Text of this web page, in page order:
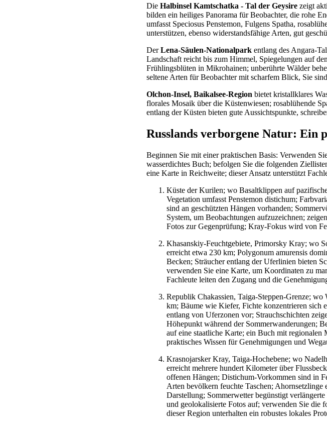
Die Halbinsel Kamtschatka - Tal der Geysire zeigt
bilden ein heiliges Panorama für Beobachter, die rohe
umfasst Speciosus Penstemon, Fulgens Spatha,
unterstützen, ebenso widerstandsfähige Arten, gut
DerLena-Säulen-Nationalpark entlang des Angara-
Landschaft reicht bis zum Himmel, Spiegelungen auf
Frühlingsblüten in Mikrohainen; unberührte Wälder
seltene Arten für Beobachter mit scharfem Blick, Sie
Olchon-Insel, Baikalsee-Region bietet kristallklares
florales Mosaik über die Küstenwiesen; rosablühende
entlang der Küsten bieten gute Aussichtspunkte,
Russlands verborgene Natur: Ein
Beginnen Sie mit einer praktischen Basis: Verwenden
wasserdichtes Buch; befolgen Sie die folgenden
eine Karte in Reichweite; dieser Ansatz unterstützt
Küste der Kurilen; wo Basaltklippen auf
Vegetation umfasst Penstemon distichum;
sind an geschützten Hängen vorhanden;
System, um Beobachtungen aufzuzeichnen;
Fotos zur Gegenprüfung; Kray-Fokus wird von
Khasanskiy-Feuchtgebiete, Primorsky Kray; wo
erreicht etwa 230 km; Polygonum amurensis
Becken; Sträucher entlang der Uferlinien bieten
verwenden Sie eine Karte, um Koordinaten zu
Fachleute leiten den Zugang und die
Republik Chakassien, Taiga-Steppen-Grenze;
km; Bäume wie Kiefer, Fichte konzentrieren sich
entlang von Uferzonen vor; Strauchschichten
Höhepunkt während der Sommerwanderungen;
auf eine staatliche Karte; ein Buch mit regionalen
praktisches Wissen für Genehmigungen und
Krasnojarsker Kray, Taiga-Hochebene; wo
erreicht mehrere hundert Kilometer über
offenen Hängen; Distichum-Vorkommen sind in
Arten bevölkern feuchte Taschen;
Darstellung; Sommerwetter begünstigt
und geolokalisierte Fotos auf; verwenden Sie die
dieser Region unterhalten ein robustes lokales